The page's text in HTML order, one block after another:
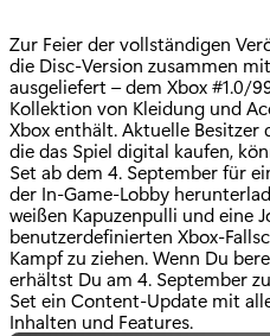
Zur Feier der vollständigen
die Disc-Version zusammen
ausgeliefert – dem Xbox #1.0/
Kollektion von Kleidung und
Xbox enthält. Aktuelle Besitzer
die das Spiel digital kaufen,
Set ab dem 4. September für
der In-Game-Lobby
weißen Kapuzenpulli und eine
benutzerdefinierten Xbox-
Kampf zu ziehen. Wenn Du
erhältst Du am 4. September
Set ein Content-Update mit
Inhalten und Features.